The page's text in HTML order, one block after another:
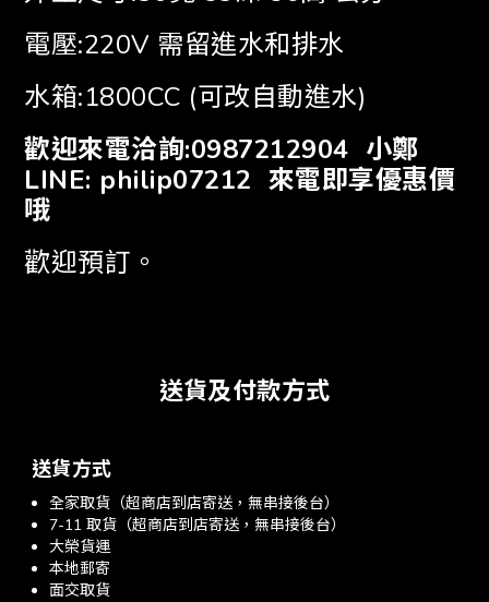
電壓:220V 需留進水和排水
水箱:1800CC (可改自動進水)
歡迎來電洽詢:0987212904 小鄭
LINE: philip07212 來電即享優惠價
哦
歡迎預訂。
送貨及付款方式
送貨方式
全家取貨（超商店到店寄送，無串接後台）
7-11 取貨（超商店到店寄送，無串接後台）
大榮貨運
本地郵寄
面交取貨